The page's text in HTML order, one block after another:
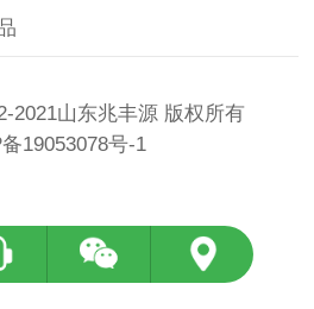
2021山东兆丰源 版权所有
19053078号-1